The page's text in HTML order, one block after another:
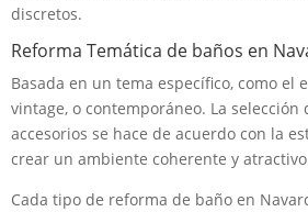
discretos.
Reforma Temática de baños en
Basada en un tema específico, como el
vintage, o contemporáneo. La selección
accesorios se hace de acuerdo con la
crear un ambiente coherente y
Cada tipo de reforma de baño en